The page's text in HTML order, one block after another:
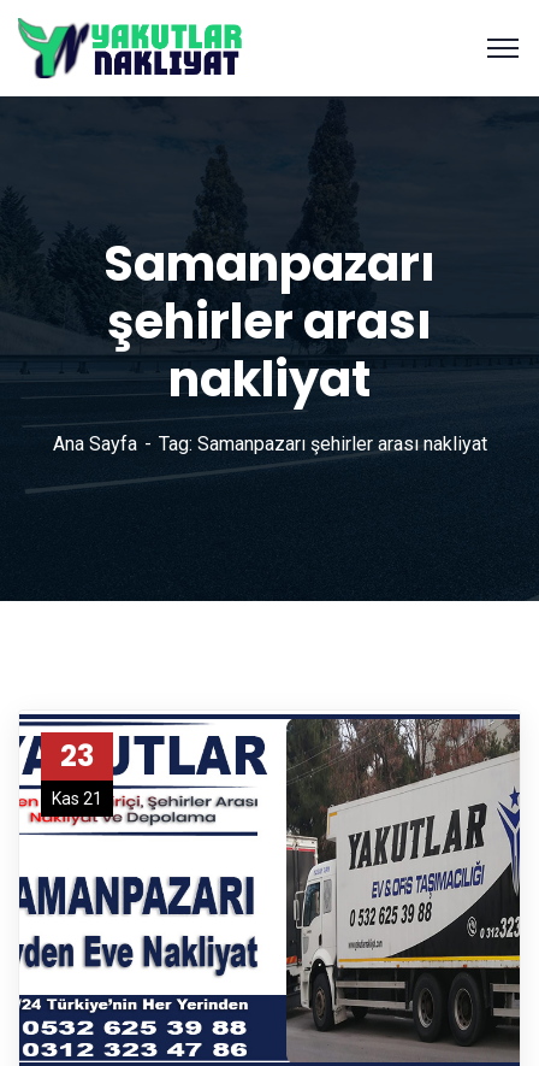
Samanpazarı
şehirler arası
nakliyat
Ana Sayfa Tag: Samanpazarı şehirler arası nakliyat
23
Kas 21